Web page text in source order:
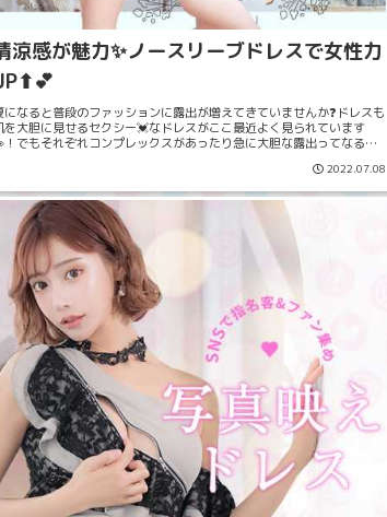
涼感が魅力✨ノースリーブドレスで女性力
になると普段のファッションに露出が増えてきていませんか❓ドレスも
を大胆に見せるセクシー💓なドレスがここ最近よく見られています
！でもそれぞれコンプレックスがあったり急に大胆な露出ってなると
2022.07.08